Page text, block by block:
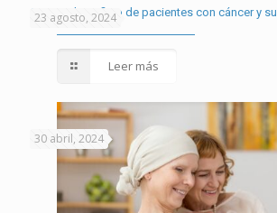
23 agosto, 2024
Cena en beneficio de pacientes con cáncer y
Leer más
30 abril, 2024